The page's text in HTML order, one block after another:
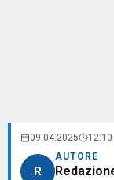
09.04.2025 12:10
R
AUTORE